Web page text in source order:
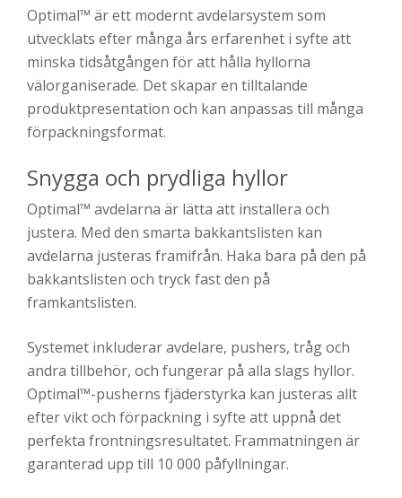
Optimal™ är ett modernt avdelarsystem som
utvecklats efter många års erfarenhet i syfte att
minska tidsåtgången för att hålla hyllorna
välorganiserade. Det skapar en tilltalande
produktpresentation och kan anpassas till många
förpackningsformat.
Snygga och prydliga hyllor
Optimal™ avdelarna är lätta att installera och
justera. Med den smarta bakkantslisten kan
avdelarna justeras framifrån. Haka bara på den på
bakkantslisten och tryck fast den på
framkantslisten.
Systemet inkluderar avdelare, pushers, tråg och
andra tillbehör, och fungerar på alla slags hyllor.
Optimal™-pusherns fjäderstyrka kan justeras allt
efter vikt och förpackning i syfte att uppnå det
perfekta frontningsresultatet. Frammatningen är
garanterad upp till 10 000 påfyllningar.